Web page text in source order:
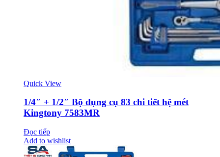
Quick View
1/4″ + 1/2″ Bộ dụng cụ 83 chi tiết hệ mét
Kingtony 7583MR
Đọc tiếp
Add to wishlist